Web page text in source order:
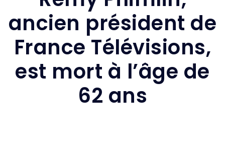
ancien président de
France Télévisions,
est mort à l’âge de
62 ans